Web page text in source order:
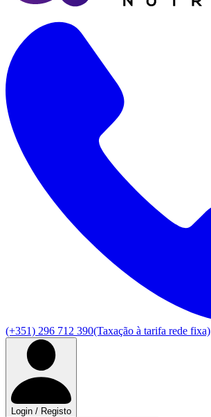
(+351) 296 712 390(Taxação à tarifa rede fixa)
Login / Registo